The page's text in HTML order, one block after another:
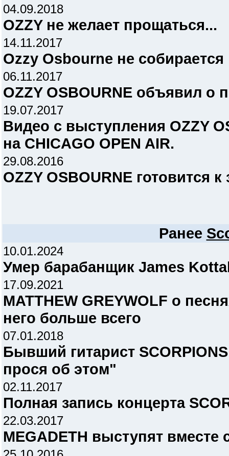
04.09.2018
OZZY не желает прощаться...
14.11.2017
Ozzy Osbourne не
06.11.2017
OZZY OSBOURNE объявил о
19.07.2017
Видео с выступления OZZY
на CHICAGO OPEN AIR.
29.08.2016
OZZY OSBOURNE готовится
Ранее
10.01.2024
Умер барабанщик James
17.09.2021
MATTHEW GREYWOLF о
него больше всего
07.01.2018
Бывший гитарист
прося об этом"
02.11.2017
Полная запись концерта
22.03.2017
MEGADETH выступят вместе